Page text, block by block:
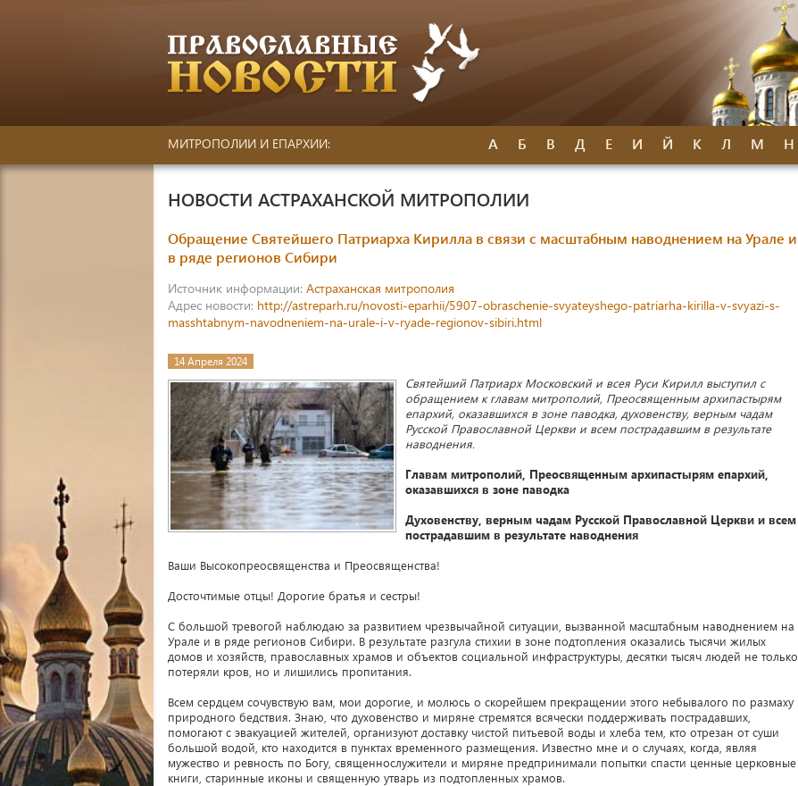
МИТРОПОЛИИ И ЕПАРХИИ: А Б В Д Е И Й К Л М Н
НОВОСТИ АСТРАХАНСКОЙ МИТРОПОЛИИ
Обращение Святейшего Патриарха Кирилла в связи с масштабным наводнением на Урале и
в ряде регионов Сибири
Источник информации: Астраханская митрополия
Адрес новости: http://astreparh.ru/novosti-eparhii/5907-obraschenie-svyateyshego-patriarha-kirilla-v-svyazi-s-
masshtabnym-navodneniem-na-urale-i-v-ryade-regionov-sibiri.html
14 Апреля 2024
Святейший Патриарх Московский и всея Руси Кирилл выступил с
обращением к главам митрополий, Преосвященным архипастырям
епархий, оказавшихся в зоне паводка, духовенству, верным чадам
Русской Православной Церкви и всем пострадавшим в результате
наводнения.
Главам митрополий, Преосвященным архипастырям епархий,
оказавшихся в зоне паводка
Духовенству, верным чадам Русской Православной Церкви и всем
пострадавшим в результате наводнения
Ваши Высокопреосвященства и Преосвященства!
Досточтимые отцы! Дорогие братья и сестры!
С большой тревогой наблюдаю за развитием чрезвычайной ситуации, вызванной масштабным наводнением на
Урале и в ряде регионов Сибири. В результате разгула стихии в зоне подтопления оказались тысячи жилых
домов и хозяйств, православных храмов и объектов социальной инфраструктуры, десятки тысяч людей не только
потеряли кров, но и лишились пропитания.
Всем сердцем сочувствую вам, мои дорогие, и молюсь о скорейшем прекращении этого небывалого по размаху
природного бедствия. Знаю, что духовенство и миряне стремятся всячески поддерживать пострадавших,
помогают с эвакуацией жителей, организуют доставку чистой питьевой воды и хлеба тем, кто отрезан от суши
большой водой, кто находится в пунктах временного размещения. Известно мне и о случаях, когда, являя
мужество и ревность по Богу, священнослужители и миряне предпринимали попытки спасти ценные церковные
книги, старинные иконы и священную утварь из подтопленных храмов.